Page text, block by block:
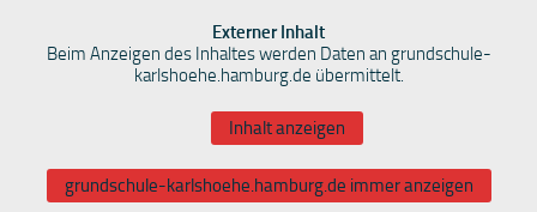
Externer Inhalt
Beim Anzeigen des Inhaltes werden Daten an grundschule-
karlshoehe.hamburg.de übermittelt.
Inhalt anzeigen
grundschule-karlshoehe.hamburg.de immer anzeigen